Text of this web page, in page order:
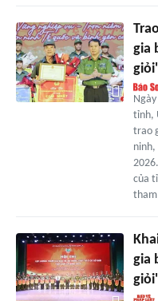
gia
tỉnh,
trao
của
gia